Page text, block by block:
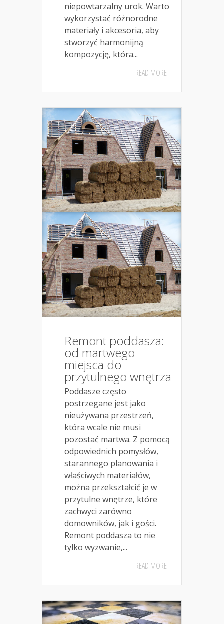
niepowtarzalny urok. Warto
wykorzystać różnorodne
materiały i akcesoria, aby
stworzyć harmonijną
kompozycję, która...
READ MORE
Remont poddasza:
od martwego
miejsca do
przytulnego wnętrza
Poddasze często
postrzegane jest jako
nieużywana przestrzeń,
która wcale nie musi
pozostać martwa. Z pomocą
odpowiednich pomysłów,
starannego planowania i
właściwych materiałów,
można przekształcić je w
przytulne wnętrze, które
zachwyci zarówno
domowników, jak i gości.
Remont poddasza to nie
tylko wyzwanie,...
READ MORE